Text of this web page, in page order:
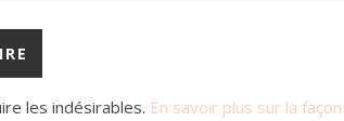
les indésirables. En savoir plus sur la